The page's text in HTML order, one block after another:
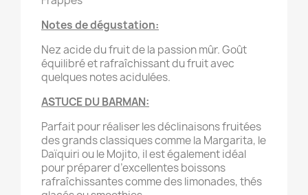
Notes de dégustation:
Nez acide du fruit de la passion mûr. Goût
équilibré et rafraîchissant du fruit avec
quelques notes acidulées.
ASTUCE DU BARMAN:
Parfait pour réaliser les déclinaisons fruitées
des grands classiques comme la Margarita, le
Daïquiri ou le Mojito, il est également idéal
pour préparer d’excellentes boissons
rafraîchissantes comme des limonades, thés